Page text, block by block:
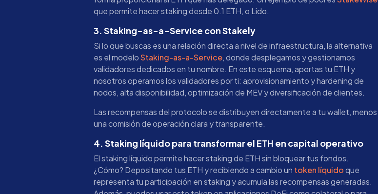
que permite hacer staking desde 0.1 ETH, o Lido.
3. Staking-as-a-Service con Stakely
Si lo que buscas es una relación directa a nivel de infraestructura, la alternativa
es el modeloStaking-as-a-Service, donde desplegamos y gestionamos
validadores dedicados en tu nombre. En este esquema, aportas tu ETH y
nosotros operamos los validadores por ti: aprovisionamiento y hardening de
nodos, alta disponibilidad, optimización de MEV y diversificación de clientes.
Las recompensas del protocolo se distribuyen directamente a tu wallet, menos
una comisión de operación clara y transparente.
4. Staking líquido para transformar el ETH en capital operativo
El staking líquido permite hacer staking de ETH sin bloquear tus fondos.
¿Cómo? Depositando tus ETH y recibiendo a cambio un token líquidoque
representa tu participación en staking y acumula las recompensas generadas.